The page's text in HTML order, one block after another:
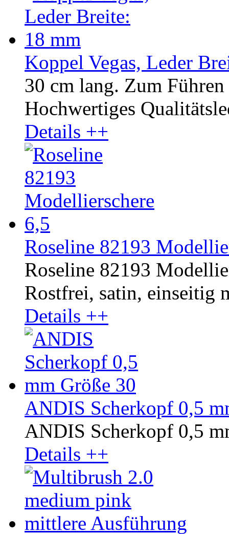
Koppel Vegas, Leder
30 cm lang. Zum
Hochwertiges
Details ++
Roseline 82193
Roseline 82193
Rostfrei, satin, einseitig
Details ++
ANDIS Scherkopf 0,5
ANDIS Scherkopf 0,5
Details ++